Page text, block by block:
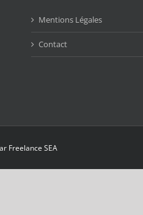
Mentions Légales
Contact
Freelance SEA